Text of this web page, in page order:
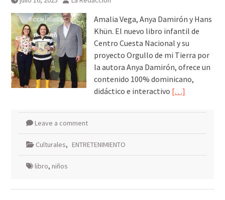
Amalia Vega, Anya Damirón y Hans
Khün. El nuevo libro infantil de
Centro Cuesta Nacional y su
proyecto Orgullo de mi Tierra por
la autora Anya Damirón, ofrece un
contenido 100% dominicano,
didáctico e interactivo […]
Leave a comment
Culturales, ENTRETENIMIENTO
libro, niños